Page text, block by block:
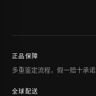
正品保障
多重鉴定流程，假一赔十承诺
全球配送